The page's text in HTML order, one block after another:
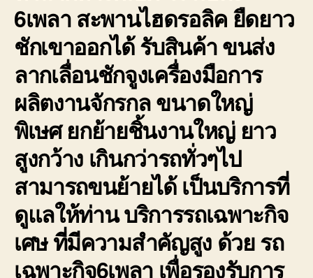
6เพลา สะพานไฮดรอลิค ยืดยาว
ชักเขาออกได้ รับสินค้า ขนส่ง
ลากเลื่อนชักจูงเครื่องมือการ
ผลิตงานจักรกล ขนาดใหญ่
พิเษศ ยกย้ายชิ้นงานใหญ่ ยาว
สูงกว้าง เกินกว่ารถทั่วๆไป
สามารถขนย้ายได้ เป็นบริการที่
ดูแลให้ท่าน บริการรถเฉพาะกิจ
เศษ ที่มีความสำคัญสูง ด้วย รถ
เฉพาะกิจ6เพลา เพื่อรองรับการ